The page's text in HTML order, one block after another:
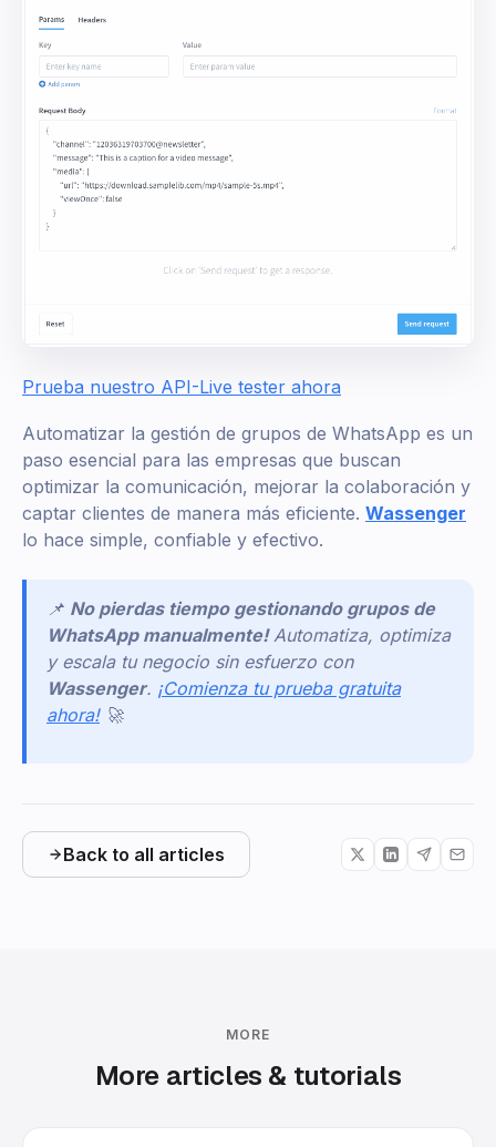
Prueba nuestro API-Live tester ahora
Automatizar la gestión de grupos de WhatsApp es un
paso esencial para las empresas que buscan
optimizar la comunicación, mejorar la colaboración y
captar clientes de manera más eficiente. Wassenger
lo hace simple, confiable y efectivo.
📌 No pierdas tiempo gestionando grupos de
WhatsApp manualmente! Automatiza, optimiza
y escala tu negocio sin esfuerzo con
Wassenger. ¡Comienza tu prueba gratuita
ahora! 🚀
Back to all articles
MORE
More articles & tutorials